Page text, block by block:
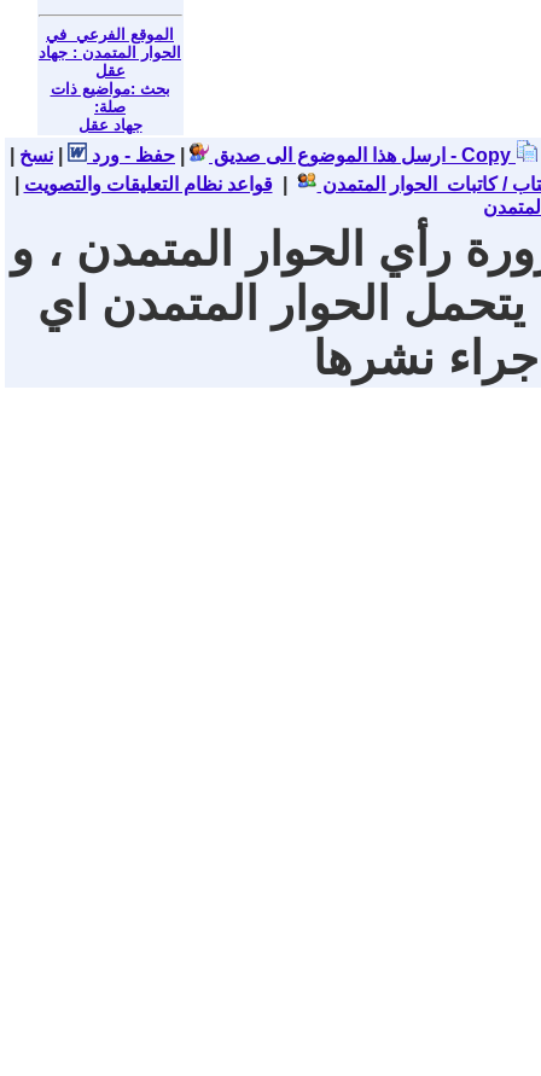
الموقع الفرعي في
الحوار المتمدن : جهاد
عقل
بحث :مواضيع ذات
صلة:
جهاد عقل
ارسل هذا الموضوع الى صديق حفظ - ورد نسخ - Copy
/ كاتبات الحوار المتمدن |قواعد نظام التعليقات والتصويت
رأي الحوار المتمدن ، و
يتحمل الحوار المتمدن اي
جراء نشرها